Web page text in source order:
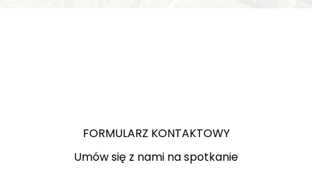
FORMULARZ KONTAKTOWY
Umów się z nami na spotkanie